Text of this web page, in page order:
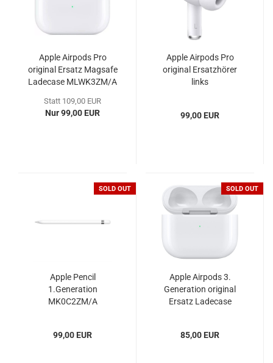
Apple Airpods Pro
original Ersatz Magsafe
Ladecase MLWK3ZM/A
Statt 109,00 EUR
Nur 99,00 EUR
Apple Airpods Pro
original Ersatzhörer
links
99,00 EUR
SOLD OUT
Apple Pencil
1.Generation
MK0C2ZM/A
99,00 EUR
SOLD OUT
Apple Airpods 3.
Generation original
Ersatz Ladecase
85,00 EUR